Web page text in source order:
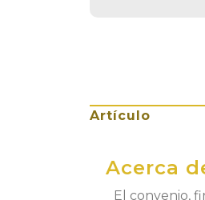
Artículo
Acerca
El convenio,